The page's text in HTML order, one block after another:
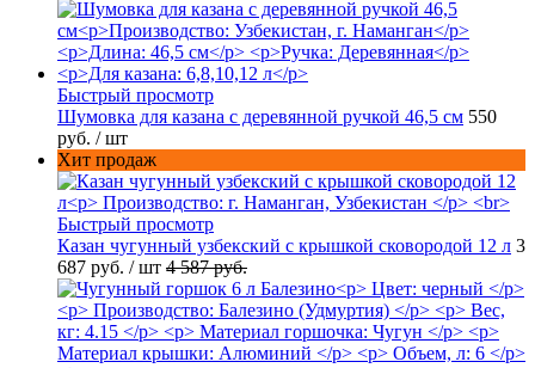
Быстрый просмотр
Шумовка для казана с деревянной ручкой 46,5 см 550
руб. / шт
Хит продаж
Быстрый просмотр
Казан чугунный узбекский с крышкой сковородой 12 л 3
687 руб. / шт 4 587 руб.